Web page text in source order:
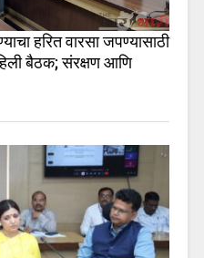
हरित वारसा जपण्यासाठी
बैठक; संरक्षण आणि